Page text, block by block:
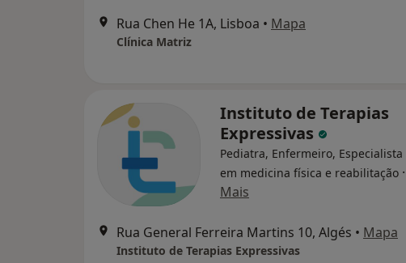
Rua Chen He 1A, Lisboa • Mapa
Clínica Matriz
Instituto de Terapias
Expressivas
Pediatra, Enfermeiro, Especialista
em medicina física e reabilitação ·
Mais
Rua General Ferreira Martins 10, Algés • Mapa
Instituto de Terapias Expressivas